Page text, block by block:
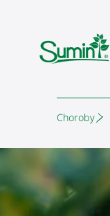
Choroby